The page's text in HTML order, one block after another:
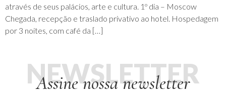
através de seus palácios, arte e cultura. 1º dia – Moscow
Chegada, recepção e traslado privativo ao hotel. Hospedagem
por 3 noites, com café da […]
Assine nossa newsletter
NEWSLETTER